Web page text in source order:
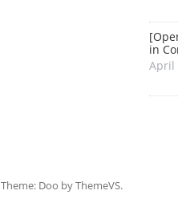
in
April
Theme: Doo byThemeVS.